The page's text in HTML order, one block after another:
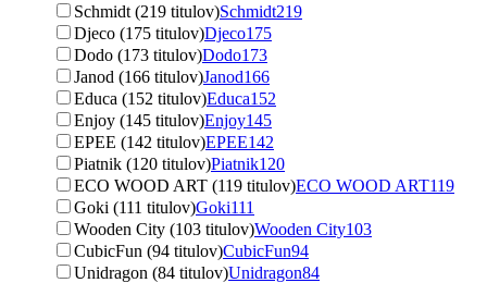
Schmidt (219 titulov)Schmidt219
Djeco (175 titulov)Djeco175
Dodo (173 titulov)Dodo173
Janod (166 titulov)Janod166
Educa (152 titulov)Educa152
Enjoy (145 titulov)Enjoy145
EPEE (142 titulov)EPEE142
Piatnik (120 titulov)Piatnik120
ECO WOOD ART (119 titulov)ECO WOOD ART119
Goki (111 titulov)Goki111
Wooden City (103 titulov)Wooden City103
CubicFun (94 titulov)CubicFun94
Unidragon (84 titulov)Unidragon84